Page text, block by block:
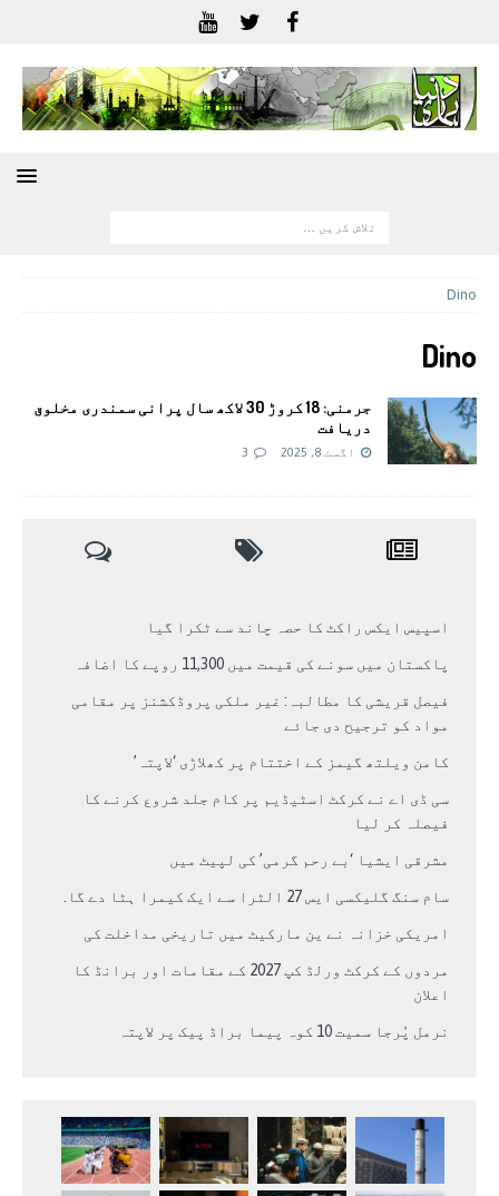
Dino
Dino
جرمنی: 18 کروڑ 30 لاکھ سال پرانی سمندری مخلوق
دریافت
اگست 8, 2025 3
اسپیس ایکس راکٹ کا حصہ چاند سے ٹکرا گیا
پاکستان میں سونے کی قیمت میں 11,300 روپے کا اضافہ
فیصل قریشی کا مطالبہ: غیر ملکی پروڈکشنز پر مقامی
مواد کو ترجیح دی جائے
کامن ویلتھ گیمز کے اختتام پر کھلاڑی ‘لاپتہ’
سی ڈی اے نے کرکٹ اسٹیڈیم پر کام جلد شروع کرنے کا
فیصلہ کر لیا
مشرقی ایشیا ‘بے رحم گرمی’ کی لپیٹ میں
سام سنگ گلیکسی ایس 27 الٹرا سے ایک کیمرا ہٹا دے گا.
امریکی خزانہ نے ین مارکیٹ میں تاریخی مداخلت کی
مردوں کے کرکٹ ورلڈ کپ 2027 کے مقامات اور برانڈ کا
اعلان
نرمل پُرجا سمیت 10 کوہ پیما براڈ پیک پر لاپتہ